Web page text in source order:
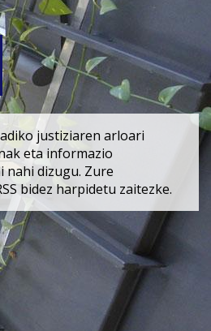
justiziaren arloari
eta informazio
nahi dizugu. Zure
bidez harpidetu zaitezke.